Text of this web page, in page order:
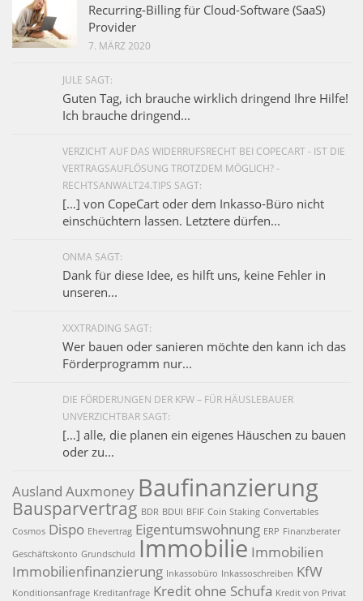
Recurring-Billing für Cloud-Software (SaaS)
Provider
7. MÄRZ 2020
JULE SAGT:
Guten Tag, ich brauche wirklich dringend Ihre Hilfe!
Ich brauche dringend...
VERZICHT AUF DAS WIDERRUFSRECHT BEI COPECART - IST DIE
VERTRAGSAUFLÖSUNG TROTZDEM MÖGLICH? -
RECHTSANWALT24.TIPS SAGT:
[…] von CopeCart oder dem Inkasso-Büro nicht
einschüchtern lassen. Letztere dürfen...
ONMA SAGT:
Dank für diese Idee, es hilft uns, keine Fehler in
unseren...
XXXTRADING SAGT:
Wer bauen oder sanieren möchte den kann ich das
Förderprogramm nur...
DIE FÖRDERUNGEN DER KFW – FÜR HÄUSLEBAUER
UNVERZICHTBAR SAGT:
[…] alle, die planen ein eigenes Häuschen zu bauen
oder zu...
Ausland Auxmoney Baufinanzierung
Bausparvertrag BDR BDUI BFIF Coin Staking Convertables
Cosmos Dispo Ehevertrag Eigentumswohnung ERP Finanzberater
Geschäftskonto Grundschuld Immobilie Immobilien
Immobilienfinanzierung Inkassobüro Inkassoschreiben KfW
Konditionsanfrage Kreditanfrage Kredit ohne Schufa Kredit von Privat